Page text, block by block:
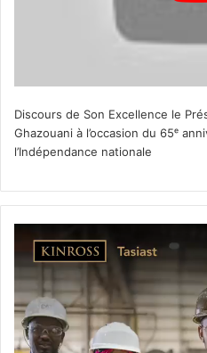
Discours de Son Excellence le
Ghazouani à l’occasion du 65ᵉ
l’Indépendance nationale